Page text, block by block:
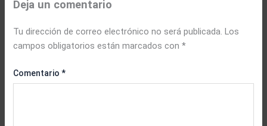
Deja un comentario
Tu dirección de correo electrónico no será publicada. Los
campos obligatorios están marcados con*
Comentario*